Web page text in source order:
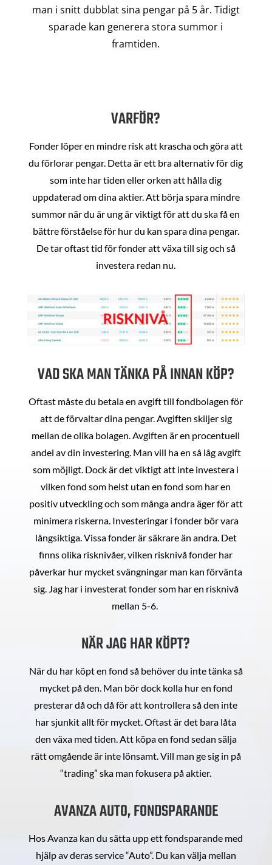
man i snitt dubblat sina pengar på 5 år. Tidigt
sparade kan generera stora summor i
framtiden.
VARFÖR?
Fonder löper en mindre risk att krascha och göra att
du förlorar pengar. Detta är ett bra alternativ för dig
som inte har tiden eller orken att hålla dig
uppdaterad om dina aktier. Att börja spara mindre
summor när du är ung är viktigt för att du ska få en
bättre förståelse för hur du kan spara dina pengar.
De tar oftast tid för fonder att växa till sig och så
investera redan nu.
VAD SKA MAN TÄNKA PÅ INNAN KÖP?
Oftast måste du betala en avgift till fondbolagen för
att de förvaltar dina pengar. Avgiften skiljer sig
mellan de olika bolagen. Avgiften är en procentuell
andel av din investering. Man vill ha en så låg avgift
som möjligt. Dock är det viktigt att inte investera i
vilken fond som helst utan en fond som har en
positiv utveckling och som många andra äger för att
minimera riskerna. Investeringar i fonder bör vara
långsiktiga. Vissa fonder är säkrare än andra. Det
finns olika risknivåer, vilken risknivå fonder har
påverkar hur mycket svängningar man kan förvänta
sig. Jag har i investerat fonder som har en risknivå
mellan 5-6.
NÄR JAG HAR KÖPT?
När du har köpt en fond så behöver du inte tänka så
mycket på den. Man bör dock kolla hur en fond
presterar då och då för att kontrollera så den inte
har sjunkit allt för mycket. Oftast är det bara låta
den växa med tiden. Att köpa en fond sedan sälja
rätt omgående är inte lönsamt. Vill man ge sig in på
“trading” ska man fokusera på aktier.
AVANZA AUTO, FONDSPARANDE
Hos Avanza kan du sätta upp ett fondsparande med
hjälp av deras service “Auto”. Du kan välja mellan